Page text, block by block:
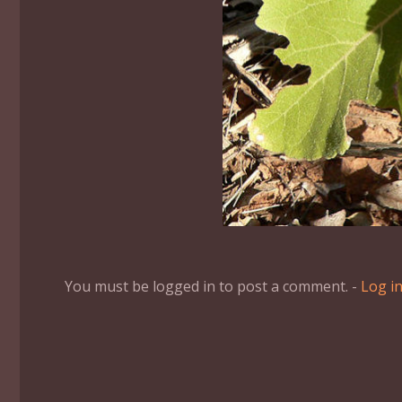
You must be logged in to post a comment. - Log in